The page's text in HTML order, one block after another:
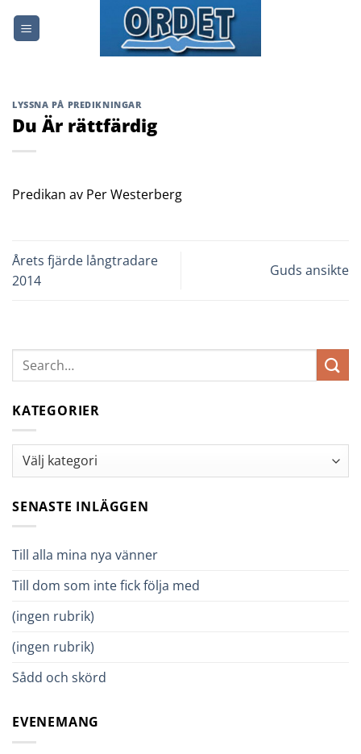
LYSSNA PÅ PREDIKNINGAR
Du Är rättfärdig
Predikan av Per Westerberg
Årets fjärde långtradare
2014
Guds ansikte
KATEGORIER
Kategorier
SENASTE INLÄGGEN
Till alla mina nya vänner
Till dom som inte fick följa med
(ingen rubrik)
(ingen rubrik)
Sådd och skörd
EVENEMANG